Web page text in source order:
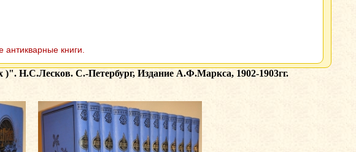
книги.
)". Н.С.Лесков. С.-Петербург, Издание А.Ф.Маркса, 1902-1903гг.